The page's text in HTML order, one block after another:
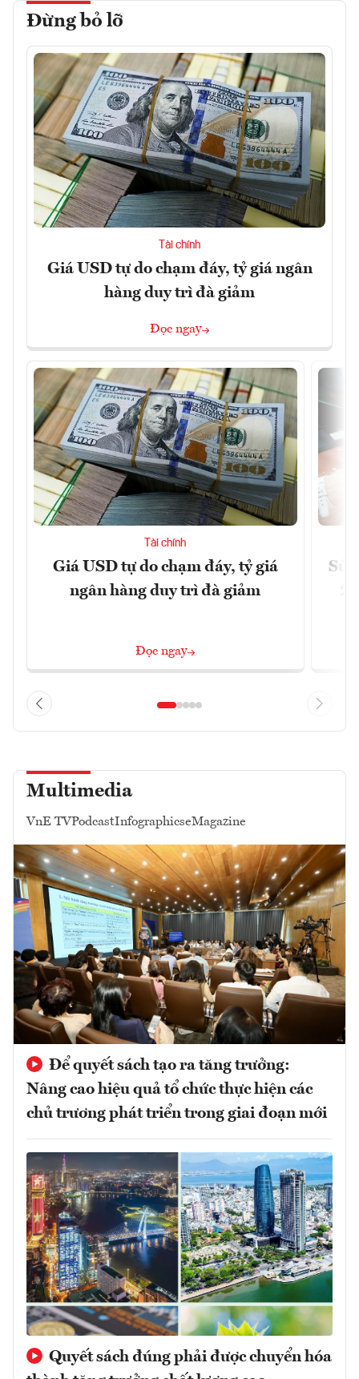
Đừng bỏ lỡ
Tài chính
Giá USD tự do chạm đáy, tỷ giá ngân
hàng duy trì đà giảm
Đọc ngay
Tài chính
Giá USD tự do chạm đáy, tỷ giá
ngân hàng duy trì đà giảm
Đọc ngay
Multimedia
VnE TVPodcastInfographicseMagazine
Để quyết sách tạo ra tăng trưởng:
Nâng cao hiệu quả tổ chức thực hiện các
chủ trương phát triển trong giai đoạn mới
Quyết sách đúng phải được chuyển hóa